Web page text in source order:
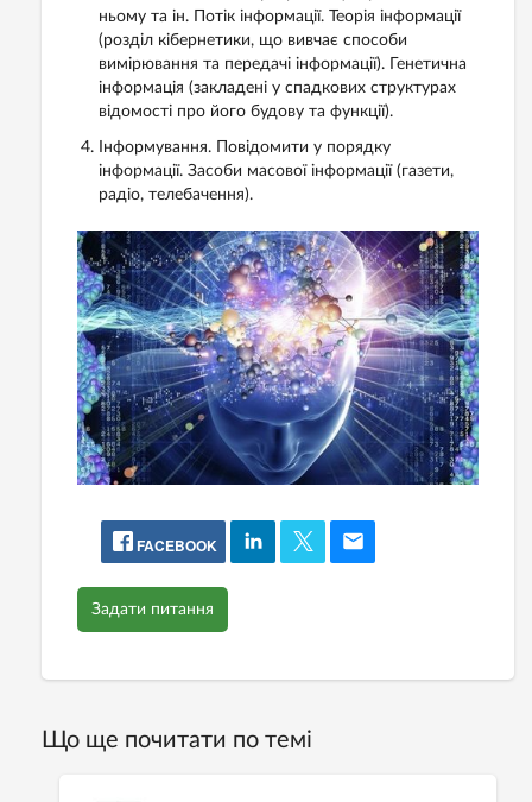
ньому та ін. Потік інформації. Теорія інформації
(розділ кібернетики, що вивчає способи
вимірювання та передачі інформації). Генетична
інформація (закладені у спадкових структурах
відомості про його будову та функції).
Інформування. Повідомити у порядку
інформації. Засоби масової інформації (газети,
радіо, телебачення).
FACEBOOK
Задати питання
Що ще почитати по темі